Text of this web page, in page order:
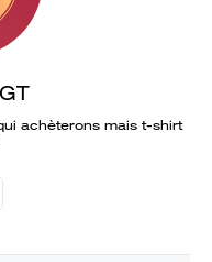
achèterons mais t-shirt